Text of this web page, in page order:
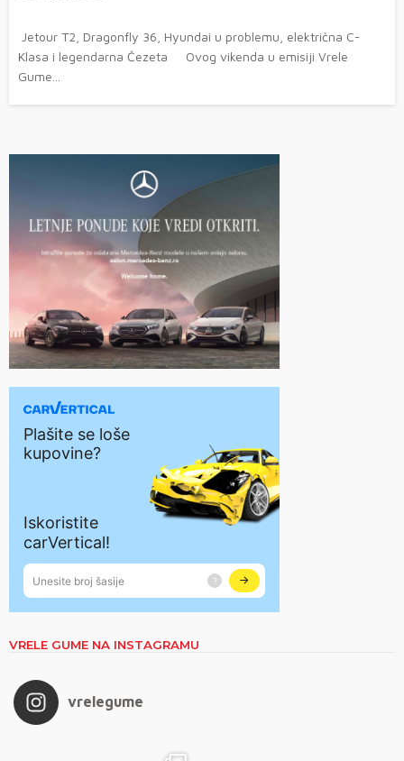
Jetour T2, Dragonfly 36, Hyundai u problemu, električna C-
Klasa i legendarna Čezeta Ovog vikenda u emisiji Vrele
Gume...
VRELE GUME NA INSTAGRAMU
vrelegume